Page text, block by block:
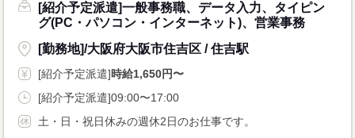
[紹介予定派遣]一般事務職、データ入力、タイピン
グ(PC・パソコン・インターネット)、営業事務
[勤務地]/大阪府大阪市住吉区 / 住吉駅
[紹介予定派遣]時給1,650円〜
[紹介予定派遣]09:00〜17:00
土・日・祝日休みの週休2日のお仕事です。